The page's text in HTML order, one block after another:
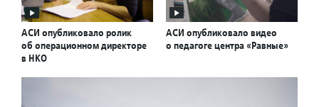
АСИ опубликовало ролик
об операционном директоре
в НКО
АСИ опубликовало видео
о педагоге центра «Равные»